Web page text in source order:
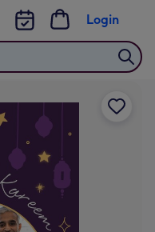
Login